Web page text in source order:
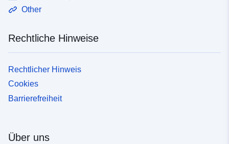
Other
Rechtliche Hinweise
Rechtlicher Hinweis
Cookies
Barrierefreiheit
Über uns